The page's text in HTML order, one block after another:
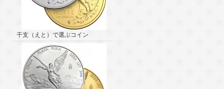
干支（えと）で選ぶコイン